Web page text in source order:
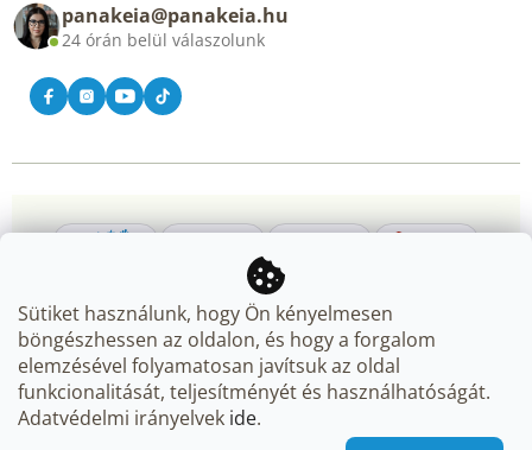
Sütiket használunk, hogy Ön kényelmesen
böngészhessen az oldalon, és hogy a forgalom
elemzésével folyamatosan javítsuk az oldal
funkcionalitását, teljesítményét és használhatóságát.
Adatvédelmi irányelvek ide.
Kapcsolatpanakeia@panakeia.hu
24 órán belül válaszolunk
Copyright 2026Panakeia.hu. Minden jog fenntartva.
beállítások szerkesztése